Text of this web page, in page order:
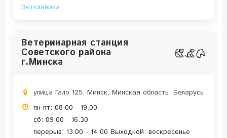
Ветклиника
Ветеринарная станция
Советского района
г.Минска
улица Гало 125, Минск, Минская область, Беларусь
пн-пт: 08.00 - 19.00
сб: 09.00 - 16.30
перерыв: 13.00 - 14.00 Выходной: воскресенье